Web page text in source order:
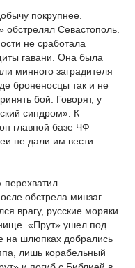
покрупнее.
Севастополь.
не сработала
гавани. Она была
минного заградителя
броненосцы так и не
бой. Говорят, у
синдром». К
главной базе ЧФ
не дали им вести
перехватил
обстрела минзаг
врагу, русские моряки
«Прут» ушел под
на шлюпках добрались
лишь корабельный